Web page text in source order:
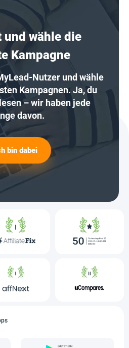
und wähle die
Kampagne
Nutzer und wähle
Kampagnen. Ja, du
– wir haben jede
davon.
bin dabei